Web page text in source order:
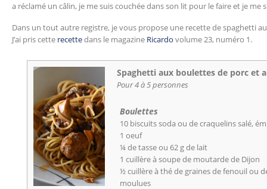
a réclamé un câlin, je me suis couchée dans son lit pour le faire et je me
Dans un tout autre registre, je vous propose une recette de spaghetti
J’ai pris cette recettedans le magazine Ricardo volume 23, numéro 1.
Spaghetti aux boulettes de porc et
Pour 4 à 5 personnes
Boulettes
10 biscuits soda ou de craquelins salé,
1 oeuf
¼ de tasse ou 62 g de lait
1 cuillère à soupe de moutarde de Dijon
½ cuillère à thé de graines de fenouil ou
moulues